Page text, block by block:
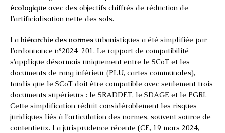
écologique avec des objectifs chiffrés de réduction de
l’artificialisation nette des sols.
La hiérarchie des normes urbanistiques a été simplifiée par
l’ordonnance n°2024-201. Le rapport de compatibilité
s’applique désormais uniquement entre le SCoT et les
documents de rang inférieur (PLU, cartes communales),
tandis que le SCoT doit être compatible avec seulement trois
documents supérieurs : le SRADDET, le SDAGE et le PGRI.
Cette simplification réduit considérablement les risques
juridiques liés à l’articulation des normes, souvent source de
contentieux. La jurisprudence récente (CE, 19 mars 2024,